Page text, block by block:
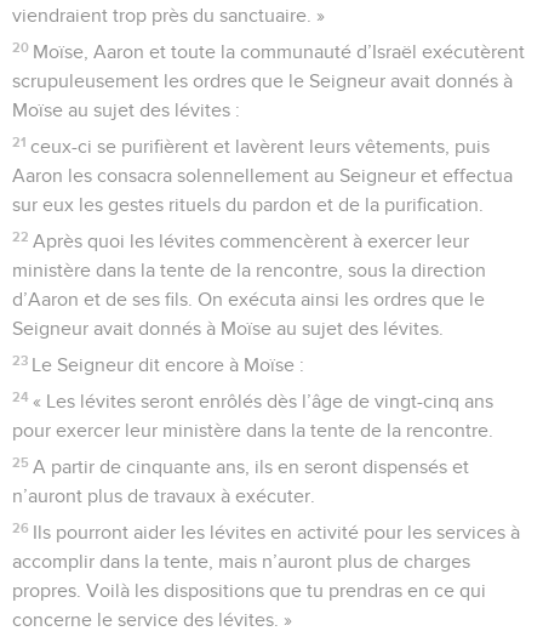
viendraient trop près du sanctuaire. »
20 Moïse, Aaron et toute la communauté d’Israël exécutèrent
scrupuleusement les ordres que le Seigneur avait donnés à
Moïse au sujet des lévites :
21 ceux-ci se purifièrent et lavèrent leurs vêtements, puis
Aaron les consacra solennellement au Seigneur et effectua
sur eux les gestes rituels du pardon et de la purification.
22 Après quoi les lévites commencèrent à exercer leur
ministère dans la tente de la rencontre, sous la direction
d’Aaron et de ses fils. On exécuta ainsi les ordres que le
Seigneur avait donnés à Moïse au sujet des lévites.
23 Le Seigneur dit encore à Moïse :
24 « Les lévites seront enrôlés dès l’âge de vingt-cinq ans
pour exercer leur ministère dans la tente de la rencontre.
25 A partir de cinquante ans, ils en seront dispensés et
n’auront plus de travaux à exécuter.
26 Ils pourront aider les lévites en activité pour les services à
accomplir dans la tente, mais n’auront plus de charges
propres. Voilà les dispositions que tu prendras en ce qui
concerne le service des lévites. »